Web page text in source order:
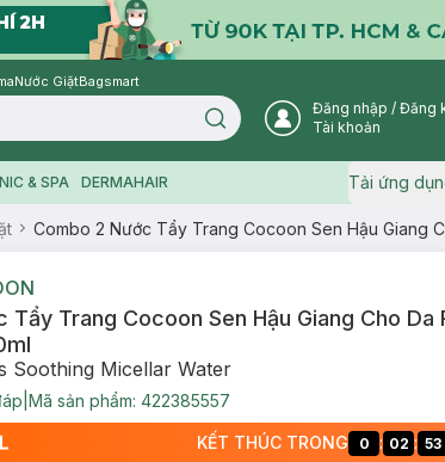
Nước GiặtBagsmart
Search icon User Icon
Đăng nhập / Đăng
Tài khoản
& SPA DERMAHAIR Tải ứng
Combo 2 Nước Tẩy Trang Cocoon Sen Hậu Giang
Tẩy Trang Cocoon Sen Hậu Giang Cho Da
Soothing Micellar Water
Mã sản phẩm: 422385557
KẾT THÚC TRONG 0 : 02 : 53